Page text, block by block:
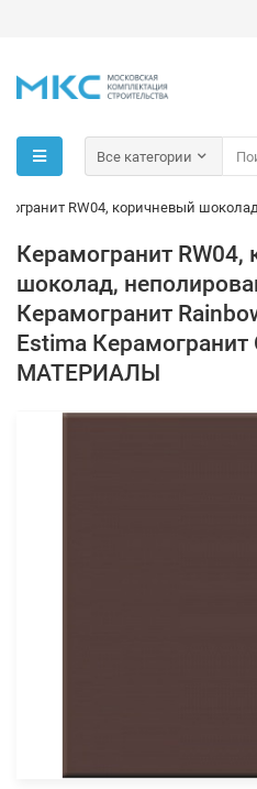
Все категории
RW04, коричневый
Керамогранит RW04,
шоколад,
Керамогранит
Estima
МАТЕРИАЛЫ